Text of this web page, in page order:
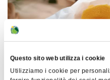
Questo sito web utilizza i cookie
Utilizziamo i cookie per